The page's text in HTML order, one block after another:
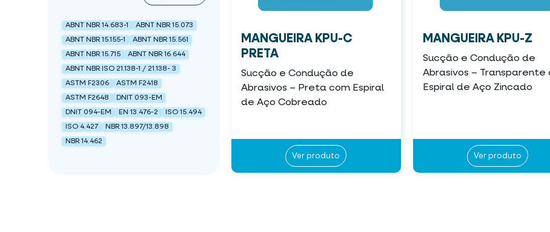
ABNT NBR 14.683-1
ABNT NBR 15.073
ABNT NBR 15.155-1
ABNT NBR 15.561
ABNT NBR 15.715
ABNT NBR 16.644
ABNT NBR ISO 21.138-1 / 21.138- 3
ASTM F2306
ASTM F2418
ASTM F2648
DNIT 093-EM
DNIT 094-EM
EN 13.476-2
ISO 15.494
ISO 4.427
NBR 13.897/13.898
NBR 14.462
MANGUEIRA KPU-C
PRETA
Sucção e Condução de
Abrasivos – Preta com Espiral
de Aço Cobreado
Ver produto
MANGUEIRA KPU-Z
Sucção e Condução de
Abrasivos – Transparente
Espiral de Aço Zincado
Ver produto